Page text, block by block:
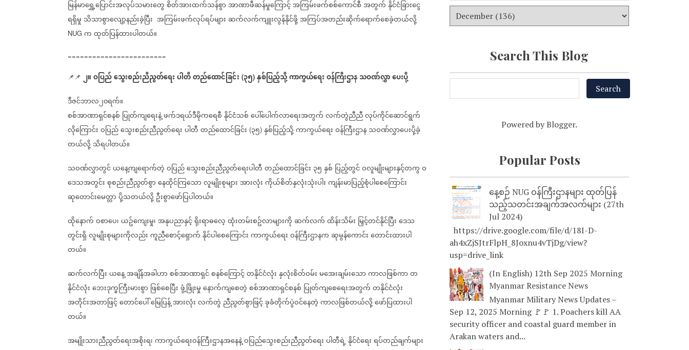
မြန်မာရွှေ့ပြောင်းအလုပ်သမားတွေစိတ်အားထက်သန်စွာအာဏာဖီဆန်မှုကြောင့်အကြမ်းဖက်စစ်ကောင်စီအတွက်နိုင်ငံခြားငွေ
ရရှိမှု သိသာစွာလျော့နည်းခဲ့ပြီး အကြမ်းဖက်လုပ်ရပ်များဆက်လက်ကျူးလွန်နိုင်ဖို့အကြပ်အတည်းဆိုက်ရောက်စေခဲ့တယ်လို့
NUG ကထုတ်ပြန်ထားပါတယ်။
========================
📌📌 ၂။ဝပြည်သွေးစည်းညီညွတ်ရေးပါတီတည်ထောင်ခြင်း (၃၅) နှစ်ပြည့်သို့ကာကွယ်ရေးဝန်ကြီးဌာနသဝဏ်လွှာပေးပို့
ဒီဇင်ဘာလ၂၀ရက်။
စစ်အာဏာရှင်စနစ် ပြုတ်ကျရေးနဲ့ဖက်ဒရယ်ဒီမိုကရေစီနိုင်ငံသစ်ပေါ်ပေါက်လာရေးအတွက်လက်တွဲညီညီလုပ်ကိုင်ဆောင်ရွက်
လိုကြောင်းဝပြည်သွေးစည်းညီညွတ်ရေးပါတီတည်ထောင်ခြင်း (၃၅) နှစ်ပြည့်သို့ကာကွယ်ရေးဝန်ကြီးဌာနသဝဏ်လွှာပေးပို့ခဲ့
တယ်လို့သိရပါတယ်။
သဝဏ်လွှာတွင်ယနေ့ကျရောက်တဲ့ဝပြည်သွေးစည်းညီညွတ်ရေးပါတီတည်ထောင်ခြင်း ၃၅နှစ် ပြည့်တွင်ဝလူမျိုးများနှင့်တကွဝ
ဒေသအတွင်းစုစည်းညီညွတ်စွာနေထိုင်ကြသောလူမျိုးစုများအားလုံးကိုယ်စိတ်နှလုံးသုံးပါးကျန်းမာပြည့်စုံပါစေကြောင်း
ဆုတောင်းမေတ္တာပို့သတယ်လို့ဦးစွာဖော်ပြပါတယ်။
ထိုနောက်ဝစာပေ၊ယဥ်ကျေးမှု၊အနုပညာနှင့်ရိုးရာဓလေ့ထုံးတမ်းစဥ်လာများကိုဆက်လက်ထိန်းသိမ်း မြှင့်တင်နိုင်ပြီးဒေသ
တွင်းရှိလူမျိုးစုများကိုလည်းကူညီစောင့်ရှောက်နိုင်ပါစေကြောင်းကာကွယ်ရေးဝန်ကြီးဌာနကဆုမွန်ကောင်းတောင်းထားပါ
တယ်။
ဆက်လက်ပြီးယနေ့အချိန်အခါဟာစစ်အာဏာရှင်စနစ်ကြောင့်တနိုင်ငံလုံးနှလုံးစိတ်ဝမ်းမအေးချမ်းသောကာလဖြစ်ကာတ
နိုင်ငံလုံးဘေးဒုက္ခကြီးမားစွာဖြစ်စေပြီးဖွံ့ဖြိုးမှုနောက်ကျစေတဲ့စစ်အာဏာရှင်စနစ် ပြုတ်ကျစေရေးအတွက်တနိုင်ငံလုံး
အတိုင်းအတာဖြင့်တောင်ပေါ်မြေပြန့်အားလုံးလက်တွဲ ညီညွတ်စွာဖြင့်ခုခံတိုက်ပွဲဝင်နေတဲ့ကာလဖြစ်တယ်လို့ဖော်ပြထားပါ
တယ်။
အမျိုးသားညီညွတ်ရေးအစိုးရ၊ကာကွယ်ရေးဝန်ကြီးဌာနအနေနဲ့ဝပြည်သွေးစည်းညီညွတ်ရေးပါတီရဲ့နိုင်ငံရေးရပ်တည်ချက်များ
Search This Blog
Powered byBlogger.
Popular Posts
နေ့စဉ် NUG ဝန်ကြီးဌာနများ ထုတ်ပြန်
သည့်သတင်းအချက်အလက်များ (27th
Jul 2024)
https://drive.google.com/file/d/18I-D-
ah4xZjSJtrFlpH_8Joxnu4vTjDg/view?
usp=drive_link
(In English) 12th Sep 2025 Morning
Myanmar Resistance News
Myanmar Military News Updates –
Sep 12, 2025 Morning 🚩🚩 1. Poachers kill AA
security officer and coastal guard member in
Arakan waters and...